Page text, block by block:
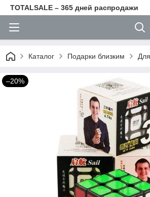
TOTALSALE – 365 дней распродажи
Каталог Подарки близким
–20%